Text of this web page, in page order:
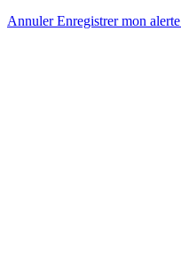
AnnulerEnregistrer mon alerte